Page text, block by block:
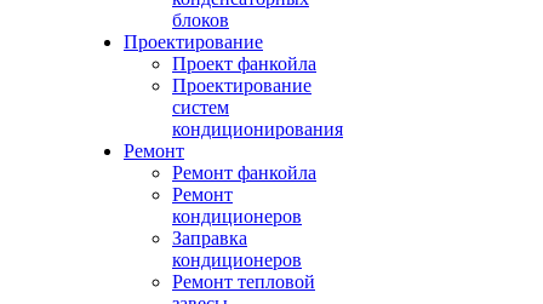
блоков
Проектирование
Проект фанкойла
Проектирование
систем
кондиционирования
Ремонт
Ремонт фанкойла
Ремонт
кондиционеров
Заправка
кондиционеров
Ремонт тепловой